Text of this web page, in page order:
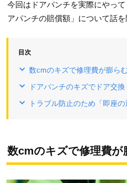
今回はドアパンチを実際にやっ
アパンチの賠償額」について話を
目次
数cmのキズで修理費が膨ら
ドアパンチのキズでドア交換
トラブル防止のため「即座
数cmのキズで修理費が